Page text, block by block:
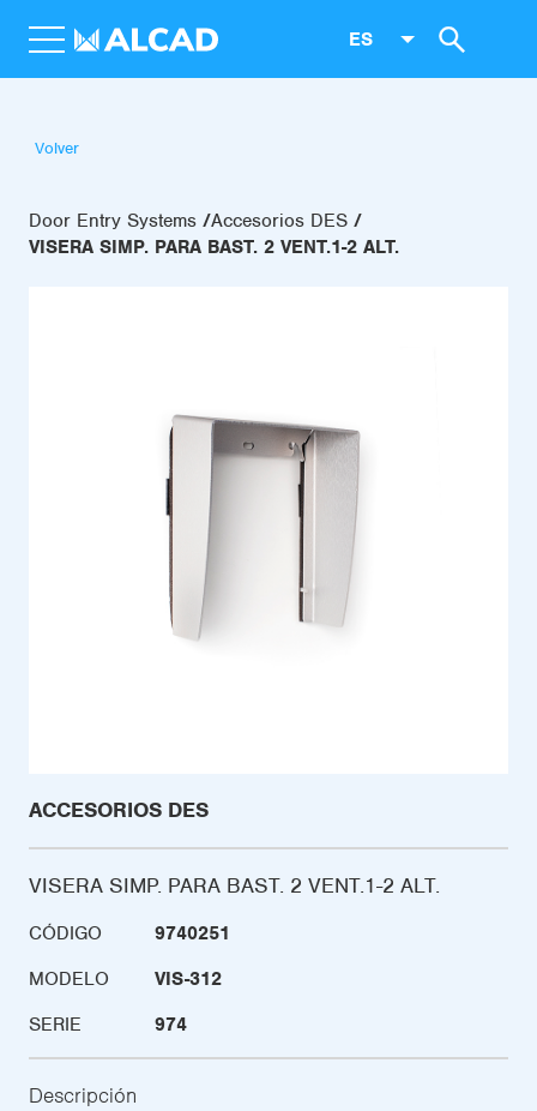
ES
Volver
Door Entry Systems Accesorios DES
VISERA SIMP. PARA BAST. 2 VENT.1-2 ALT.
ACCESORIOS DES
VISERA SIMP. PARA BAST. 2 VENT.1-2 ALT.
CÓDIGO
9740251
MODELO
VIS-312
SERIE
974
Descripción